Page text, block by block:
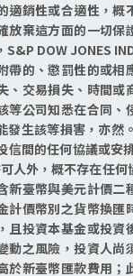
資金需要穩定
可承受波動的
是報酬高低，而是
活品質。多重資產
，讓資產不集中承
適銷性或合適性，概
放棄這方面的一切保
S&P DOW JONES
帶的、懲罰性的或相
、交易損失、時間或
等公司知悉在合同、
發生該等損害，亦然
信間的任何協議或安
可人外，概不存在任
新臺幣與美元計價二
計價幣別之貨幣換匯
且投資本基金或投資
動之風險，投資人尚
於新臺幣匯款費用；